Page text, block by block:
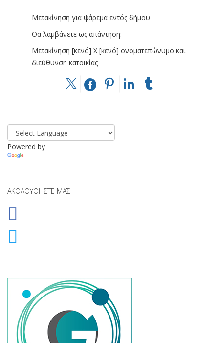
Μετακίνηση για ψάρεμα εντός δήμου
Θα λαμβάνετε ως απάντηση:
Μετακίνηση [κενό] X [κενό] ονοματεπώνυμο και
διεύθυνση κατοικίας
Powered by
ΑΚΟΛΟΥΘΉΣΤΕ ΜΑΣ